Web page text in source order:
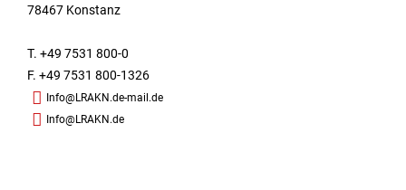
78467 Konstanz
T. +49 7531 800-0
F. +49 7531 800-1326
Info@LRAKN.de-mail.de
Info@LRAKN.de